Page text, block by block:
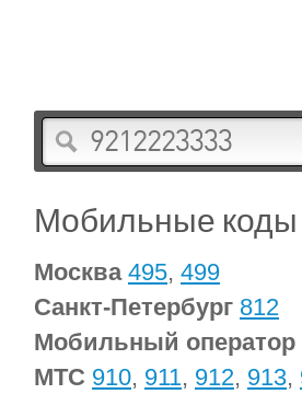
Мобильные коды
Москва 495, 499
Санкт-Петербург 812
Мобильный оператор
МТС 910, 911, 912, 913,